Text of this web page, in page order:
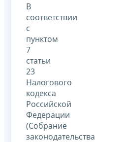
В
соответствии
с
пунктом
7
статьи
23
Налогового
кодекса
Российской
Федерации
(Собрание
законодательства